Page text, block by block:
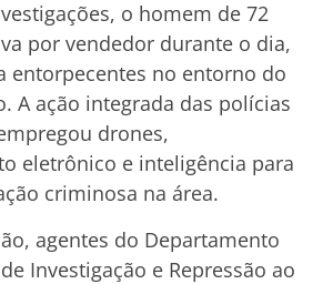
o homem de 72
por vendedor durante o dia,
entorpecentes no entorno do
A ação integrada das polícias
drones,
eletrônico e inteligência para
criminosa na área.
agentes do Departamento
Investigação e Repressão ao